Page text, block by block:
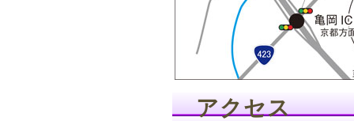
アクセス